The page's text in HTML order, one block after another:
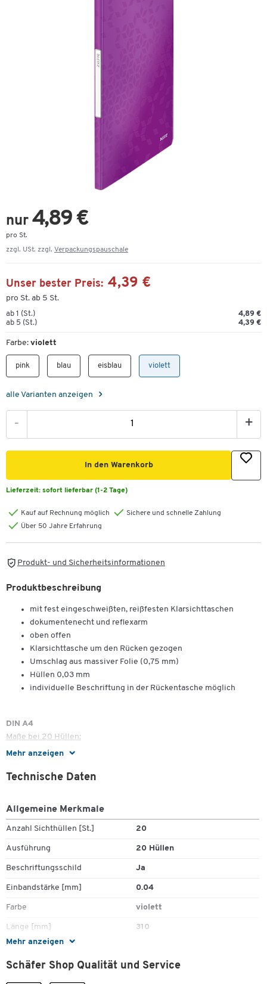
nur 4,89 €
pro St.
zzgl. USt. zzgl. Verpackungspauschale
Unser bester Preis: 4,39 €
pro St. ab 5 St.
ab 1 (St.)
4,89 €
ab 5 (St.)
4,39 €
Farbe: violett
pink blau eisblau violett
alle Varianten anzeigen
- +
In den Warenkorb
Lieferzeit: sofort lieferbar (1-2 Tage)
Kauf auf Rechnung möglich
Sichere und schnelle Zahlung
Über 50 Jahre Erfahrung
Produkt- und Sicherheitsinformationen
Mehr anzeigen
Produktbeschreibung
mit fest eingeschweißten, reißfesten Klarsichttaschen
dokumentenecht und reflexarm
oben offen
Klarsichttasche um den Rücken gezogen
Umschlag aus massiver Folie (0,75 mm)
Hüllen 0,03 mm
individuelle Beschriftung in der Rückentasche möglich
DIN A4
Maße bei 20 Hüllen:
H 310 x B 231 mm
H 310 x B 231 x T 13 mm
Mehr anzeigen
Technische Daten
Allgemeine Merkmale
Anzahl Sichthüllen [St.] 20
Ausführung 20 Hüllen
Beschriftungsschild Ja
Einbandstärke [mm] 0.04
Farbe violett
Länge [mm] 310
Material
Rückenbreite [mm] 13
Schäfer Shop Qualität und Service